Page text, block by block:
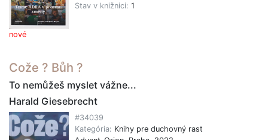
nové
Stav v knižnici: 1
Cože ? Bůh ?
To nemůžeš myslet vážne...
Harald Giesebrecht
#34039
Kategória: Knihy pre duchovný rast